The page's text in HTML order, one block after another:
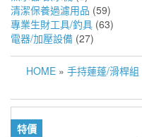
清潔保養過濾用品 (59)
專業生財工具/釣具 (63)
電器/加壓設備 (27)
HOME » 手持蓮蓬/滑桿組
特價